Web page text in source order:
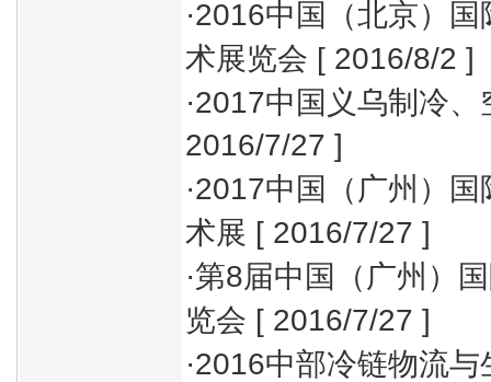
·2016中国（北京）
术展览会 [ 2016/8/2 ]
·2017中国义乌制冷
2016/7/27 ]
·2017中国（广州）
术展 [ 2016/7/27 ]
·第8届中国（广州）
览会 [ 2016/7/27 ]
·2016中部冷链物流与